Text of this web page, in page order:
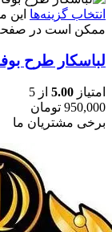
انتخاب گزینه‌ها این
ممکن است در
لباسکار طرح
امتیاز 5.00 از 5
950,000 تومان
برخی مشتریان ما